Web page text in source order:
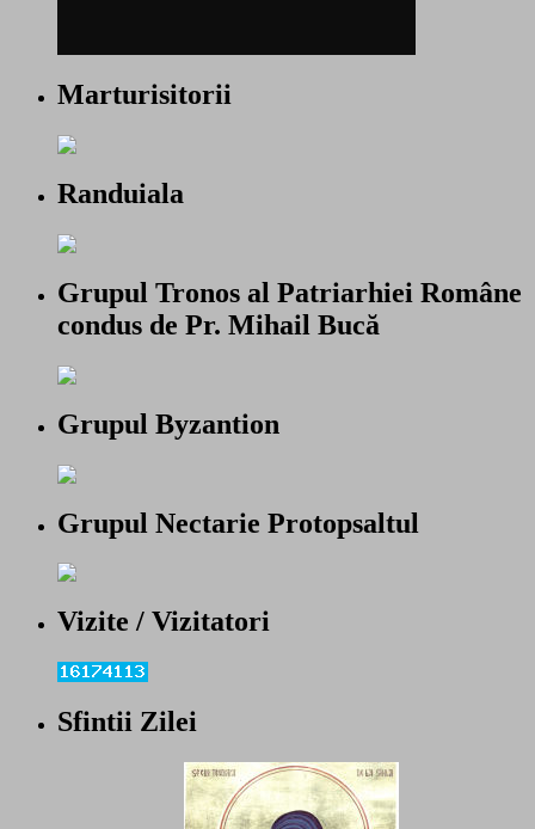
Marturisitorii
Randuiala
Grupul Tronos al Patriarhiei Române
condus de Pr. Mihail Bucă
Grupul Byzantion
Grupul Nectarie Protopsaltul
Vizite / Vizitatori
Sfintii Zilei